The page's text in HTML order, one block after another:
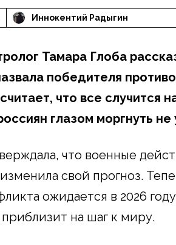
Иннокентий Радыгин
Тамара Глоба
победителя
что все случится
глазом моргнуть не
что военные
свой прогноз.
ожидается в 2026
на шаг к миру.